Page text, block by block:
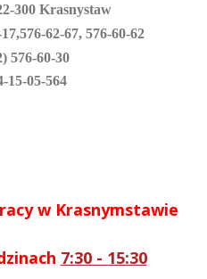
300 Krasnystaw
576-62-67, 576-60-62
576-60-30
15-05-564
w Krasnymstawie
7:30 - 15:30